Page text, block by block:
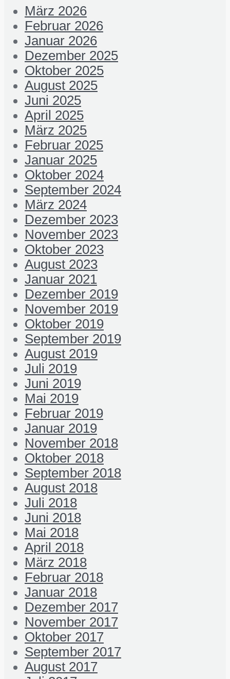
März 2026
Februar 2026
Januar 2026
Dezember 2025
Oktober 2025
August 2025
Juni 2025
April 2025
März 2025
Februar 2025
Januar 2025
Oktober 2024
September 2024
März 2024
Dezember 2023
November 2023
Oktober 2023
August 2023
Januar 2021
Dezember 2019
November 2019
Oktober 2019
September 2019
August 2019
Juli 2019
Juni 2019
Mai 2019
Februar 2019
Januar 2019
November 2018
Oktober 2018
September 2018
August 2018
Juli 2018
Juni 2018
Mai 2018
April 2018
März 2018
Februar 2018
Januar 2018
Dezember 2017
November 2017
Oktober 2017
September 2017
August 2017